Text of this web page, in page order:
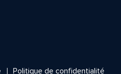
Politique de confidentialité